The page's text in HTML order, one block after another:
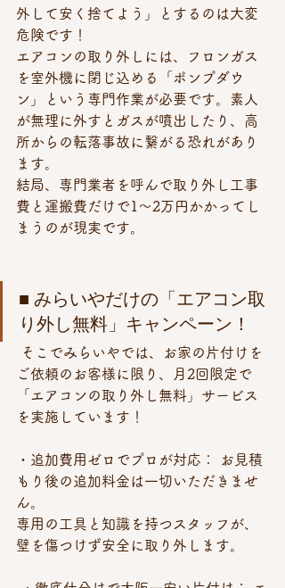
外して安く捨てよう」とするのは大変
危険です！
エアコンの取り外しには、フロンガス
を室外機に閉じ込める「ポンプダウ
ン」という専門作業が必要です。素人
が無理に外すとガスが噴出したり、高
所からの転落事故に繋がる恐れがあり
ます。
結局、専門業者を呼んで取り外し工事
費と運搬費だけで1〜2万円かかってし
まうのが現実です。
■ みらいやだけの「エアコン取
り外し無料」キャンペーン！
ご依頼のお客様に限り、月2回限定で
「エアコンの取り外し無料」サービス
を実施しています！
・追加費用ゼロでプロが対応： お見積
もり後の追加料金は一切いただきませ
ん。
専用の工具と知識を持つスタッフが、
壁を傷つけず安全に取り外します。